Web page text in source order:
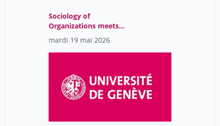
Sociology of
Organizations meets
Sustainability Issues
mardi 19 mai 2026